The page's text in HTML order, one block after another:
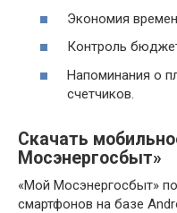
Экономия
Контроль
Напоминания о
счетчиков.
Скачать
Мосэнергосбыт»
«Мой Мосэнергосбыт»
смартфонов на базе